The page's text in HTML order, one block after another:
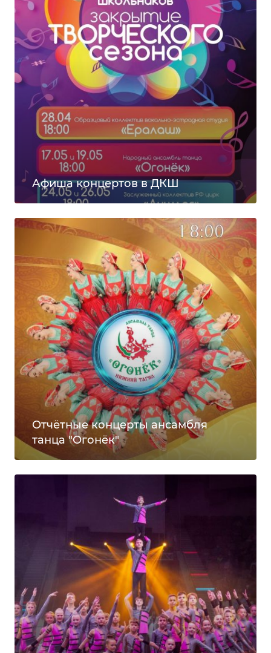
Афиша концертов в ДКШ
Отчётные концерты ансамбля
танца "Огонёк"